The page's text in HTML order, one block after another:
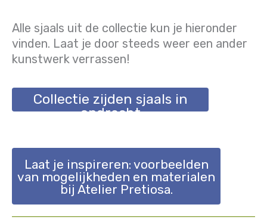
Alle sjaals uit de collectie kun je hieronder
vinden. Laat je door steeds weer een ander
kunstwerk verrassen!
Collectie zijden sjaals in
opdracht
Laat je inspireren: voorbeelden
van mogelijkheden en materialen
bij Atelier Pretiosa.